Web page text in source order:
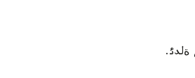
ةلدئ.